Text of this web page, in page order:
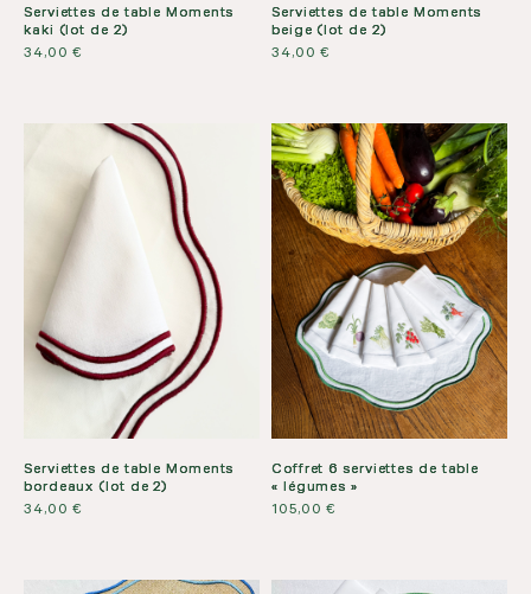
Serviettes de table Moments
kaki (lot de 2)
34,00€
Serviettes de table Moments
beige (lot de 2)
34,00€
Serviettes de table Moments
bordeaux (lot de 2)
34,00€
Coffret 6 serviettes de table
« légumes »
105,00€